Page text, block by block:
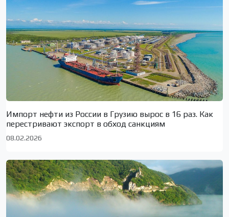
Импорт нефти из России в Грузию вырос в 16 раз. Как
перестривают экспорт в обход санкциям
08.02.2026